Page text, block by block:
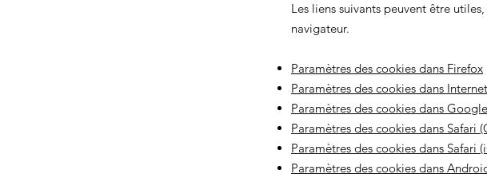
Les liens suivants peuvent être
navigateur.
Paramètres des cookies dans Firefox
Paramètres des cookies dans
Paramètres des cookies dans
Paramètres des cookies dans Safari
Paramètres des cookies dans Safari
Paramètres des cookies dans